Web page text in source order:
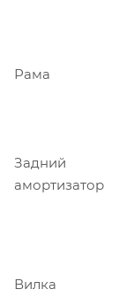
Рама
Задний
амортизатор
Вилка